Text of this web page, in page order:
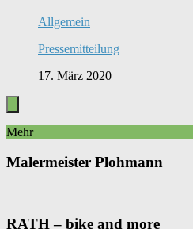
Allgemein
Pressemitteilung
17. März 2020
Mehr
Malermeister Plohmann
RATH – bike and more